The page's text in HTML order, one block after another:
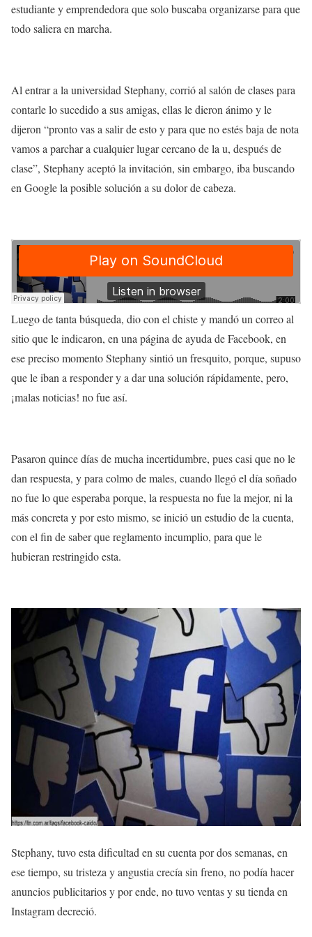
estudianteyemprendedora que solo buscaba organizarse para que
todo saliera en marcha.
Al entrar a la universidad Stephany, corrió al salón de clases para
contarle lo sucedido a sus amigas, ellas le dieron ánimo y le
dijeron “pronto vas a salir de esto y para que no estés baja de nota
vamos a parchara cualquier lugar cercano de la u, después de
clase”, Stephany aceptó la invitación, sin embargo, iba buscando
en Google la posible solución a su dolor de cabeza.
Luego de tanta búsqueda, dio con el chiste y mandó uncorreoal
sitio que le indicaron, en unapáginade ayuda deFacebook, en
ese preciso momento Stephany sintió un fresquito, porque, supuso
que le iban a responder y a dar unasoluciónrápidamente, pero,
¡malas noticias! no fue así.
Pasaron quince días de mucha incertidumbre, pues casi que no le
dan respuesta, y para colmo de males, cuando llegó el día soñado
no fue lo que esperaba porque, larespuestano fue la mejor, ni la
másconcretay por esto mismo, se inició unestudio de la cuenta,
con el fin de saber quereglamentoincumplio, para que le
hubieran restringido esta.
Stephany, tuvo esta dificultad en su cuenta por dos semanas, en
ese tiempo, sutristezayangustiacrecía sin freno, no podía hacer
anuncios publicitariosy por ende, no tuvoventasy sutiendaen
Instagramdecreció.